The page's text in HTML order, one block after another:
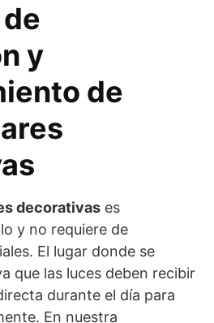
y
de
decorativas es
y no requiere de
El lugar donde se
que las luces deben recibir
durante el día para
En nuestra